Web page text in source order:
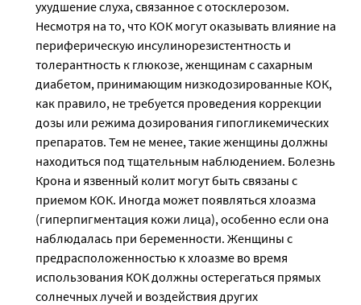
ухудшение слуха, связанное с отосклерозом.
Несмотря на то, что КОК могут оказывать влияние на
периферическую инсулинорезистентность и
толерантность к глюкозе, женщинам с сахарным
диабетом, принимающим низкодозированные КОК,
как правило, не требуется проведения коррекции
дозы или режима дозирования гипогликемических
препаратов. Тем не менее, такие женщины должны
находиться под тщательным наблюдением. Болезнь
Крона и язвенный колит могут быть связаны с
приемом КОК. Иногда может появляться хлоазма
(гиперпигментация кожи лица), особенно если она
наблюдалась при беременности. Женщины с
предрасположенностью к хлоазме во время
использования КОК должны остерегаться прямых
солнечных лучей и воздействия других